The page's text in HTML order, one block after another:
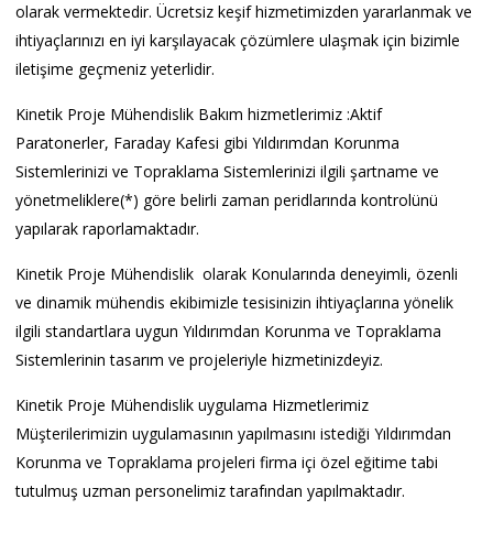
olarak vermektedir. Ücretsiz keşif hizmetimizden yararlanmak ve
ihtiyaçlarınızı en iyi karşılayacak çözümlere ulaşmak için bizimle
iletişime geçmeniz yeterlidir.
Kinetik Proje Mühendislik Bakım hizmetlerimiz :Aktif
Paratonerler, Faraday Kafesi gibi Yıldırımdan Korunma
Sistemlerinizi ve Topraklama Sistemlerinizi ilgili şartname ve
yönetmeliklere(*) göre belirli zaman peridlarında kontrolünü
yapılarak raporlamaktadır.
Kinetik Proje Mühendislik olarak Konularında deneyimli, özenli
ve dinamik mühendis ekibimizle tesisinizin ihtiyaçlarına yönelik
ilgili standartlara uygun Yıldırımdan Korunma ve Topraklama
Sistemlerinin tasarım ve projeleriyle hizmetinizdeyiz.
Kinetik Proje Mühendislik uygulama Hizmetlerimiz
Müşterilerimizin uygulamasının yapılmasını istediği Yıldırımdan
Korunma ve Topraklama projeleri firma içi özel eğitime tabi
tutulmuş uzman personelimiz tarafından yapılmaktadır.